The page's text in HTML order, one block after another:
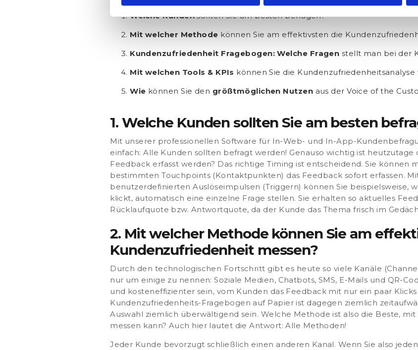
Welche Kundensollten Sie am besten befragen?
Mit welcher Methode können Sie am effektivsten die
Kundenzufriedenheit Fragebogen: Welche Fragen stellt man bei der
Mit welchen Tools & KPIs können Sie die Kundenzufriedenheitsanalyse
Wie können Sie den größtmöglichen Nutzen aus der Voice of the
1. Welche Kunden sollten Sie am besten
Mit unserer professionellen Software für In-Web- und In-App-
einfach:Alle Kunden sollten befragt werden! Genauso wichtig ist heutzutage
Feedback erfasst werden? Das richtige Timing ist entscheidend. Sie können
bestimmten Touchpoints (Kontaktpunkten) das Feedback sofort erfassen.
benutzerdefinierten Auslöseimpulsen (Triggern) können Sie beispielsweise,
klickt, automatisch eine einzelne Frage stellen. Sie erhalten so aktuelles
Rücklaufquote bzw. Antwortquote, da der Kunde das Thema frisch im
2. Mit welcher Methode können Sie am
Kundenzufriedenheit messen?
Durch den technologischen Fortschritt gibt es heute so viele Kanäle
nur um einige zu nennen: Soziale Medien, Chatbots, SMS, E-Mails und QR-
und kosteneffizienter sein, vom Kunden das Feedback mit nur ein paar
Kundenzufriedenheits-Fragebogen auf Papier ist dagegen ziemlich
Auswahl ziemlich überwältigend sein. Welche Methode ist also die Beste,
messen kann? Auch hier lautet die Antwort:Alle Methoden!
Jeder Kunde bevorzugt schließlich einen anderen Kanal . Wenn Sie also